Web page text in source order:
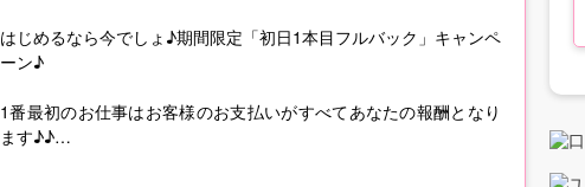
はじめるなら今でしょ♪期間限定「初日1本目フルバック」キャンペ
ーン♪
1番最初のお仕事はお客様のお支払いがすべてあなたの報酬となり
ます♪♪